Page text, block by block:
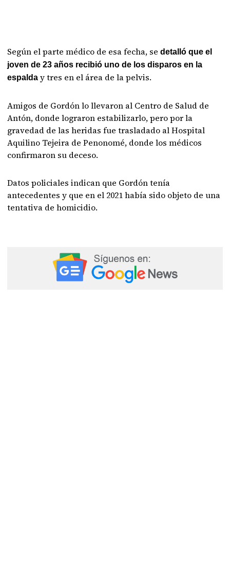
Según el parte médico de esa fecha, sedetalló que el
joven de 23 años recibió uno de los disparos en la
espalday tres en el área de la pelvis.
Amigos de Gordón lo llevaron al Centro de Salud de
Antón, donde lograron estabilizarlo, pero por la
gravedad de las heridas fue trasladado al Hospital
Aquilino Tejeira de Penonomé, donde los médicos
confirmaron su deceso.
Datos policiales indican que Gordón tenía
antecedentes y que en el 2021 había sido objeto de una
tentativa de homicidio.